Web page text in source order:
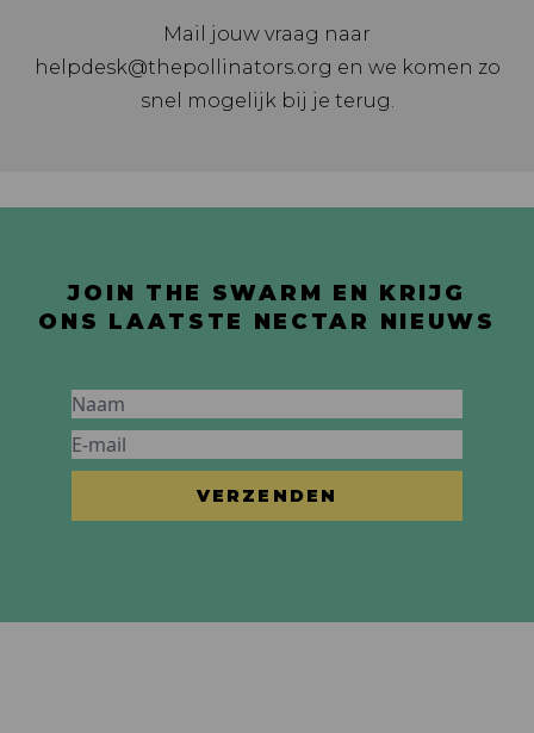
Mail jouw vraag naar
helpdesk@thepollinators.org en we komen zo
snel mogelijk bij je terug.
JOIN THE SWARM EN KRIJG
ONS LAATSTE NECTAR NIEUWS